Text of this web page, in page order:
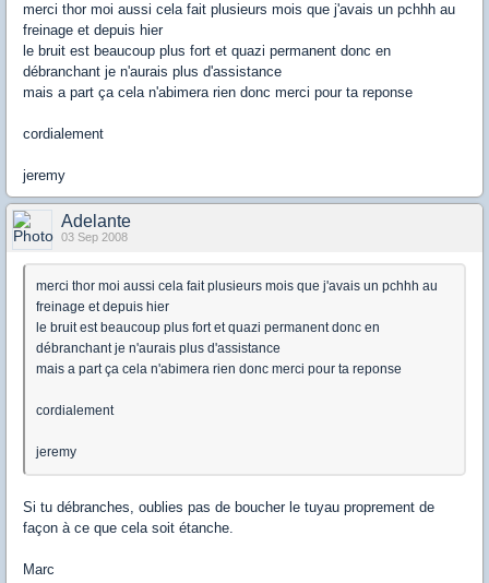
merci thor moi aussi cela fait plusieurs mois que j'avais un pchhh au
freinage et depuis hier
le bruit est beaucoup plus fort et quazi permanent donc en
débranchant je n'aurais plus d'assistance
mais a part ça cela n'abimera rien donc merci pour ta reponse
cordialement
jeremy
Adelante
03 Sep 2008
merci thor moi aussi cela fait plusieurs mois que j'avais un pchhh au
freinage et depuis hier
le bruit est beaucoup plus fort et quazi permanent donc en
débranchant je n'aurais plus d'assistance
mais a part ça cela n'abimera rien donc merci pour ta reponse
cordialement
jeremy
Si tu débranches, oublies pas de boucher le tuyau proprement de
façon à ce que cela soit étanche.
Marc